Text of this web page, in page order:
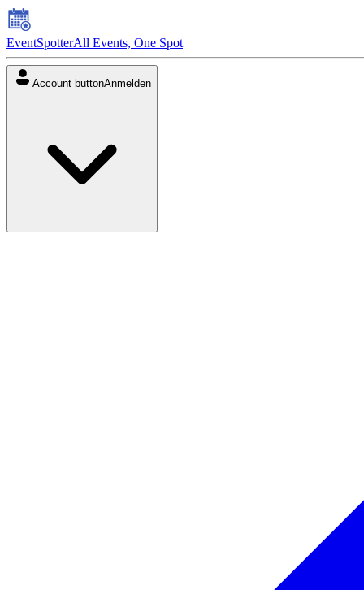
EventSpotterAll Events, One Spot
Account buttonAnmelden